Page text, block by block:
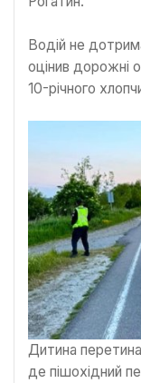
Водій не
оцінив дорожні
10-річного
Дитина
де пішохідний